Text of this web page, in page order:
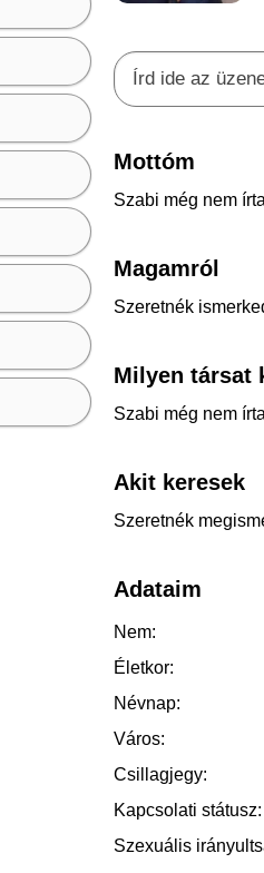
Mottóm
Szabi még nem
Magamról
Szeretnék
Milyen társat
Szabi még nem
Akit keresek
Szeretnék
Adataim
Nem:
Életkor:
Névnap:
Város:
Csillagjegy:
Kapcsolati státusz:
Szexuális